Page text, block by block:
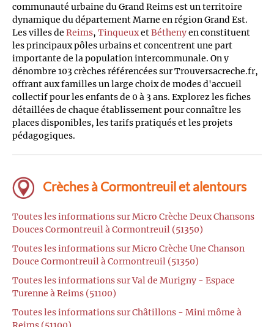
communauté urbaine du Grand Reims est un territoire
dynamique du département Marne en région Grand Est.
Les villes de Reims, TinqueuxetBéthenyen constituent
les principaux pôles urbains et concentrent une part
importante de la population intercommunale. On y
dénombre 103 crèches référencées sur Trouversacreche.fr,
offrant aux familles un large choix de modes d'accueil
collectif pour les enfants de 0 à 3 ans. Explorez les fiches
détaillées de chaque établissement pour connaître les
places disponibles, les tarifs pratiqués et les projets
pédagogiques.
Crèches à Cormontreuil et alentours
Toutes les informations sur Micro Crèche Deux Chansons
Douces Cormontreuil à Cormontreuil (51350)
Toutes les informations sur Micro Crèche Une Chanson
Douce Cormontreuil à Cormontreuil (51350)
Toutes les informations sur Val de Murigny - Espace
Turenne à Reims (51100)
Toutes les informations sur Châtillons - Mini môme à